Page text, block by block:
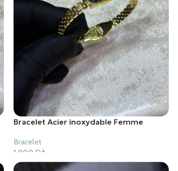
Bracelet Acier inoxydable Femme
Bracelet
1,900 DA
Ajouter Au Panier